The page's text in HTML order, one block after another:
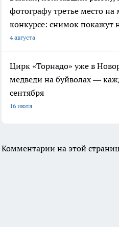
фотографу третье место
конкурсе: снимок покажут
4 августа
Цирк «Торнадо» уже в
медведи на буйволах —
сентября
16 июля
Комментарии на этой